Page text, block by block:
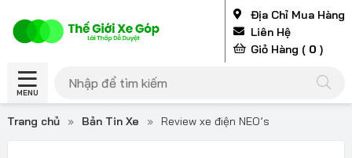
Địa Chỉ Mua Hàng
Liên Hệ
Giỏ Hàng ( 0 )
MENU
Trang chủ » Bản Tin Xe » Review xe điện NEO’s